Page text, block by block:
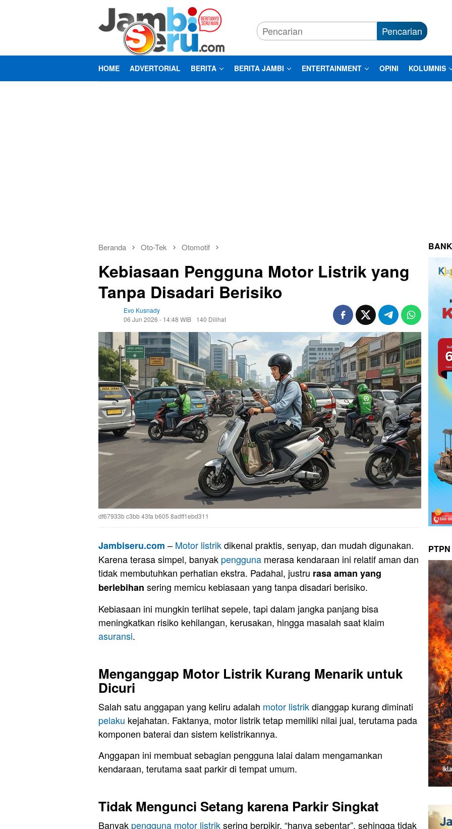
Pencarian
HOME ADVERTORIAL BERITA BERITA JAMBI ENTERTAINMENT OPINI KOLUMNIS
Beranda Oto-Tek Otomotif
Kebiasaan Pengguna Motor Listrik yang
Tanpa Disadari Berisiko
Evo Kusnady
06 Jun 2026 - 14:48 WIB
140 Dilihat
df67933b c3bb 43fa b605 8adff1ebd311
Jambiseru.com – Motor listrikdikenal praktis, senyap, dan mudah digunakan.
Karena terasa simpel, banyak pengguna merasa kendaraan ini relatif aman dan
tidak membutuhkan perhatian ekstra. Padahal, justru rasa aman yang
berlebihan sering memicu kebiasaan yang tanpa disadari berisiko.
Kebiasaan ini mungkin terlihat sepele, tapi dalam jangka panjang bisa
meningkatkan risiko kehilangan, kerusakan, hingga masalah saat klaim
asuransi.
Menganggap Motor Listrik Kurang Menarik untuk
Dicuri
Salah satu anggapan yang keliru adalah motor listrikdianggap kurang diminati
pelaku kejahatan. Faktanya, motor listrik tetap memiliki nilai jual, terutama pada
komponen baterai dan sistem kelistrikannya.
Anggapan ini membuat sebagian pengguna lalai dalam mengamankan
kendaraan, terutama saat parkir di tempat umum.
Tidak Mengunci Setang karena Parkir Singkat
Banyak pengguna motor listriksering berpikir, “hanya sebentar”, sehingga tidak